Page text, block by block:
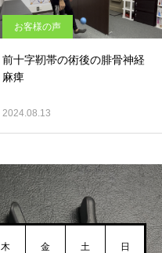
お客様の声
前十字靭帯の術後の腓骨神経
麻痺
2024.08.13
木 金 土 日